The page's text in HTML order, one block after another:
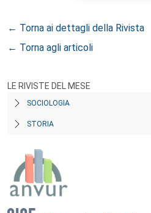
← Torna ai dettagli della Rivista
← Torna agli articoli
LE RIVISTE DEL MESE
SOCIOLOGIA
STORIA